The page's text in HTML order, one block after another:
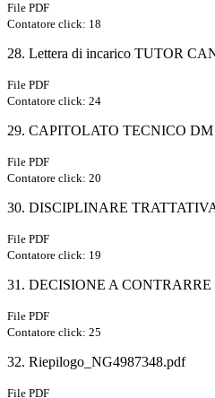
File PDF
Contatore click: 18
28. Lettera di incarico TUTOR
File PDF
Contatore click: 24
29. CAPITOLATO TECNICO DM
File PDF
Contatore click: 20
30. DISCIPLINARE
File PDF
Contatore click: 19
31. DECISIONE A
File PDF
Contatore click: 25
32. Riepilogo_NG4987348.pdf
File PDF